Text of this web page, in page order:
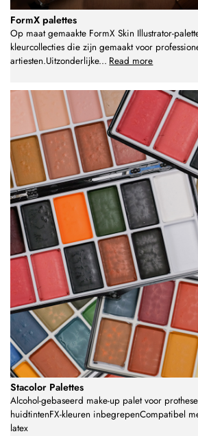
FormX palettes
Op maat gemaakte FormX Skin Illustrator-
kleurcollecties die zijn gemaakt voor
artiesten.Uitzonderlijke... Read more
Stacolor Palettes
Alcohol-gebaseerd make-up palet voor
huidtintenFX-kleuren inbegrepenCompatibel
latex